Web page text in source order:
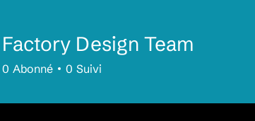
Factory Design Team
0 Abonné 0 Suivi